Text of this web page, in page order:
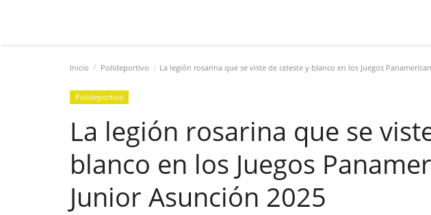
Inicio Polideportivo La legión rosarina que se viste de celeste y blanco en los Juegos
Polideportivo
La legión rosarina que se
blanco en los Juegos
Junior Asunción 2025